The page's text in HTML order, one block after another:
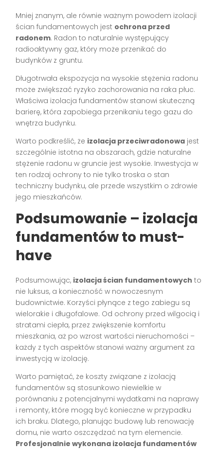
Mniej znanym, ale równie ważnym powodem izolacji
ścian fundamentowych jest ochrona przed
radonem. Radon to naturalnie występujący
radioaktywny gaz, który może przenikać do
budynków z gruntu.
Długotrwała ekspozycja na wysokie stężenia radonu
może zwiększać ryzyko zachorowania na raka płuc.
Właściwa izolacja fundamentów stanowi skuteczną
barierę, która zapobiega przenikaniu tego gazu do
wnętrza budynku.
Warto podkreślić, że izolacja przeciwradonowa jest
szczególnie istotna na obszarach, gdzie naturalne
stężenie radonu w gruncie jest wysokie. Inwestycja w
ten rodzaj ochrony to nie tylko troska o stan
techniczny budynku, ale przede wszystkim o zdrowie
jego mieszkańców.
Podsumowanie – izolacja
fundamentów to must-
have
Podsumowując, izolacja ścian fundamentowych to
nie luksus, a konieczność w nowoczesnym
budownictwie. Korzyści płynące z tego zabiegu są
wielorakie i długofalowe. Od ochrony przed wilgocią i
stratami ciepła, przez zwiększenie komfortu
mieszkania, aż po wzrost wartości nieruchomości –
każdy z tych aspektów stanowi ważny argument za
inwestycją w izolację.
Warto pamiętać, że koszty związane z izolacją
fundamentów są stosunkowo niewielkie w
porównaniu z potencjalnymi wydatkami na naprawy
i remonty, które mogą być konieczne w przypadku
ich braku. Dlatego, planując budowę lub renowację
domu, nie warto oszczędzać na tym elemencie.
Profesjonalnie wykonana izolacja fundamentów